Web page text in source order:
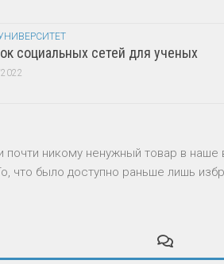
социальных сетей для ученых
никому ненужный товар в
что было доступно раньше лишь